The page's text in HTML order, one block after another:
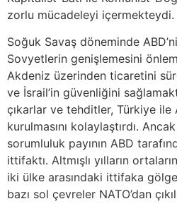
zorlu mücadeleyi içermekteydi.
Soğuk Savaş döneminde
Sovyetlerin genişlemesini
Akdeniz üzerinden ticaretini
ve İsrail’in güvenliğini
çıkarlar ve tehditler, Türkiye ile
kurulmasını kolaylaştırdı.
sorumluluk payının ABD
ittifaktı. Altmışlı yılların
iki ülke arasındaki ittifaka
bazı sol çevreler NATO’dan